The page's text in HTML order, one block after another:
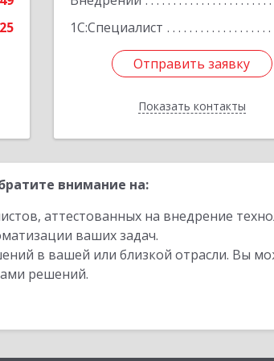
25
1С:Специалист
Отправить заявку
Показать контакты
Отправить заявку
Назад
внимание на:
аттестованных на внедрение
ваших задач.
в вашей или близкой отрасли. Вы
решений.